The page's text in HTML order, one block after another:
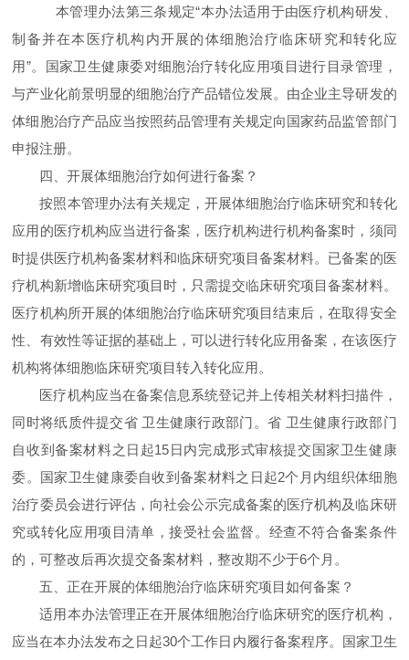
本管理办法第三条规定“本办法适用于由医疗机构研发、
制备并在本医疗机构内开展的体细胞治疗临床研究和转化应
用”。国家卫生健康委对细胞治疗转化应用项目进行目录管理，
与产业化前景明显的细胞治疗产品错位发展。由企业主导研发的
体细胞治疗产品应当按照药品管理有关规定向国家药品监管部门
申报注册。
四、开展体细胞治疗如何进行备案？
按照本管理办法有关规定，开展体细胞治疗临床研究和转化
应用的医疗机构应当进行备案，医疗机构进行机构备案时，须同
时提供医疗机构备案材料和临床研究项目备案材料。已备案的医
疗机构新增临床研究项目时，只需提交临床研究项目备案材料。
医疗机构所开展的体细胞治疗临床研究项目结束后，在取得安全
性、有效性等证据的基础上，可以进行转化应用备案，在该医疗
机构将体细胞临床研究项目转入转化应用。
医疗机构应当在备案信息系统登记并上传相关材料扫描件，
同时将纸质件提交省 卫生健康行政部门。省 卫生健康行政部门
自收到备案材料之日起15日内完成形式审核提交国家卫生健康
委。国家卫生健康委自收到备案材料之日起2个月内组织体细胞
治疗委员会进行评估，向社会公示完成备案的医疗机构及临床研
究或转化应用项目清单，接受社会监督。经查不符合备案条件
的，可整改后再次提交备案材料，整改期不少于6个月。
五、正在开展的体细胞治疗临床研究项目如何备案？
适用本办法管理正在开展体细胞治疗临床研究的医疗机构，
应当在本办法发布之日起30个工作日内履行备案程序。国家卫生